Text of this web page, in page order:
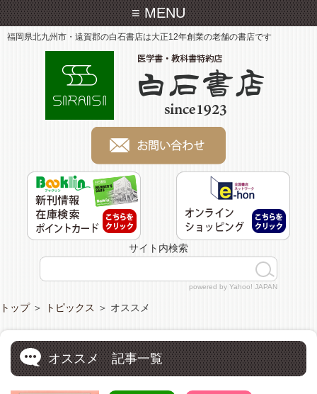
≡ MENU
福岡県北九州市・遠賀郡の白石書店は大正12年創業の老舗の書店です
サイト内検索
powered by Yahoo! JAPAN
トップ＞ トピックス ＞ オススメ
オススメ 記事一覧